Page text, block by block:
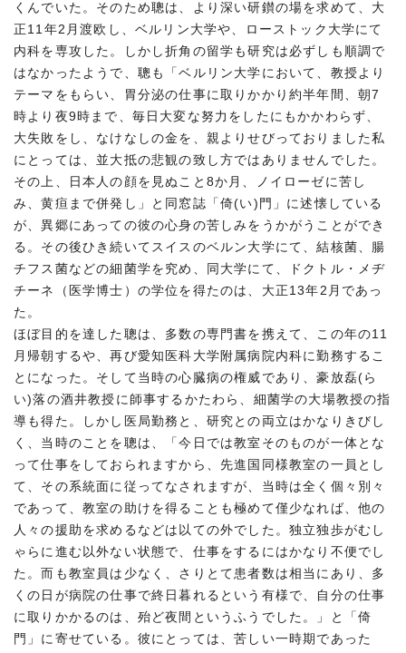
くんでいた。そのため聰は、より深い研鑚の場を求めて、大
正11年2月渡欧し、ベルリン大学や、ローストック大学にて
内科を専攻した。しかし折角の留学も研究は必ずしも順調で
はなかったようで、聰も「ベルリン大学において、教授より
テーマをもらい、胃分泌の仕事に取りかかり約半年間、朝7
時より夜9時まで、毎日大変な努力をしたにもかかわらず、
大失敗をし、なけなしの金を、親よりせびっておりました私
にとっては、並大抵の悲観の致し方ではありませんでした。
その上、日本人の顔を見ぬこと8か月、ノイローゼに苦し
み、黄疸まで併発し」と同窓誌「倚(い)門」に述懐している
が、異郷にあっての彼の心身の苦しみをうかがうことができ
る。その後ひき続いてスイスのベルン大学にて、結核菌、腸
チフス菌などの細菌学を究め、同大学にて、ドクトル・メヂ
チーネ（医学博士）の学位を得たのは、大正13年2月であっ
た。
ほぼ目的を達した聰は、多数の専門書を携えて、この年の11
月帰朝するや、再び愛知医科大学附属病院内科に勤務するこ
とになった。そして当時の心臓病の権威であり、豪放磊(ら
い)落の酒井教授に師事するかたわら、細菌学の大場教授の指
導も得た。しかし医局勤務と、研究との両立はかなりきびし
く、当時のことを聰は、「今日では教室そのものが一体とな
って仕事をしておられますから、先進国同様教室の一員とし
て、その系統面に従ってなされますが、当時は全く個々別々
であって、教室の助けを得ることも極めて僅少なれば、他の
人々の援助を求めるなどは以ての外でした。独立独歩がむし
ゃらに進む以外ない状態で、仕事をするにはかなり不便でし
た。而も教室員は少なく、さりとて患者数は相当にあり、多
くの日が病院の仕事で終日暮れるという有様で、自分の仕事
に取りかかるのは、殆ど夜間というふうでした。」と「倚
門」に寄せている。彼にとっては、苦しい一時期であった